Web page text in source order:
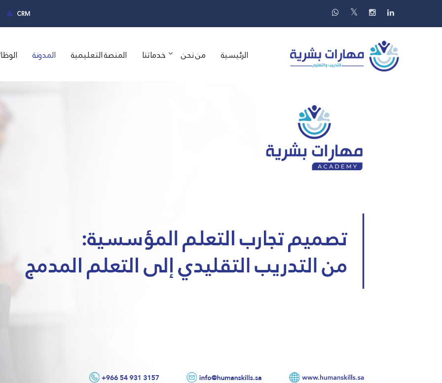
CRM
الرئيسية من نحن خدماتنا المنصة التعليمية المدونة